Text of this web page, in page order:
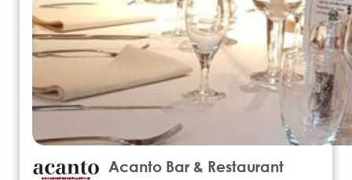
Acanto Bar & Restaurant